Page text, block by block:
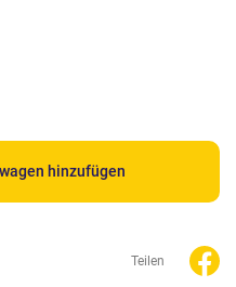
hinzufügen
Teilen